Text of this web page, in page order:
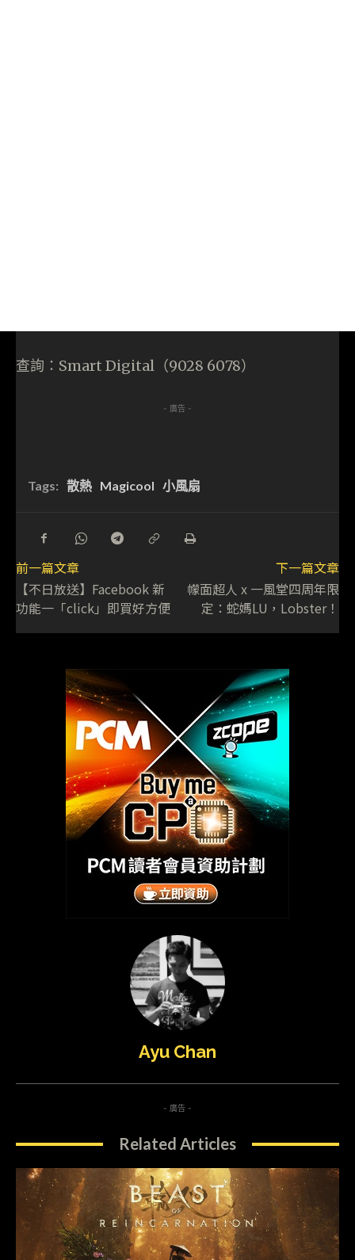
查詢：Smart Digital（9028 6078）
- 廣告 -
Tags: 散熱 Magicool 小風扇
前一篇文章
【不日放送】Facebook 新
功能一「click」即買好方便
下一篇文章
幪面超人 x 一風堂四周年限
定：蛇媽LU，Lobster！
Ayu Chan
- 廣告 -
Related Articles